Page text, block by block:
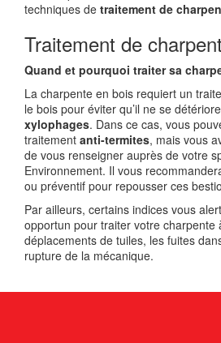
techniques de traitement de
Traitement de
Quand et pourquoi traiter sa
La charpente en bois requiert un
le bois pour éviter qu’il ne se
xylophages. Dans ce cas, vous
traitement anti-termites, mais vous
de vous renseigner auprès de votre
Environnement. Il vous
ou préventif pour repousser ces
Par ailleurs, certains indices vous
opportun pour traiter votre charpente
déplacements de tuiles, les fuites
rupture de la mécanique.